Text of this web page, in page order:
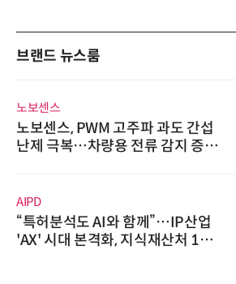
브랜드 뉴스룸
노보센스
노보센스, PWM 고주파 과도 간섭
난제 극복…차량용 전류 감지 증폭
AIPD
“특허분석도 AI와 함께”…IP산업
'AX' 시대 본격화, 지식재산처 1호